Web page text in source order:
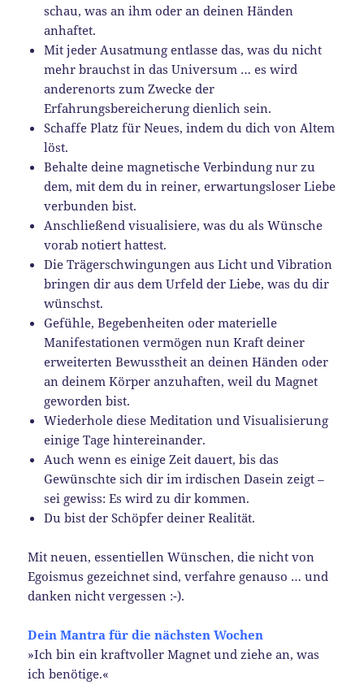
schau, was an ihm oder an deinen Händen
anhaftet.
Mit jeder Ausatmung entlasse das, was du nicht
mehr brauchst in das Universum … es wird
anderenorts zum Zwecke der
Erfahrungsbereicherung dienlich sein.
Schaffe Platz für Neues, indem du dich von Altem
löst.
Behalte deine magnetische Verbindung nur zu
dem, mit dem du in reiner, erwartungsloser Liebe
verbunden bist.
Anschließend visualisiere, was du als Wünsche
vorab notiert hattest.
Die Trägerschwingungen aus Licht und Vibration
bringen dir aus dem Urfeld der Liebe, was du dir
wünschst.
Gefühle, Begebenheiten oder materielle
Manifestationen vermögen nun Kraft deiner
erweiterten Bewusstheit an deinen Händen oder
an deinem Körper anzuhaften, weil du Magnet
geworden bist.
Wiederhole diese Meditation und Visualisierung
einige Tage hintereinander.
Auch wenn es einige Zeit dauert, bis das
Gewünschte sich dir im irdischen Dasein zeigt –
sei gewiss: Es wird zu dir kommen.
Du bist der Schöpfer deiner Realität.
Mit neuen, essentiellen Wünschen, die nicht von
Egoismus gezeichnet sind, verfahre genauso … und
danken nicht vergessen :-).
Dein Mantra für die nächsten Wochen
»Ich bin ein kraftvoller Magnet und ziehe an, was
ich benötige.«